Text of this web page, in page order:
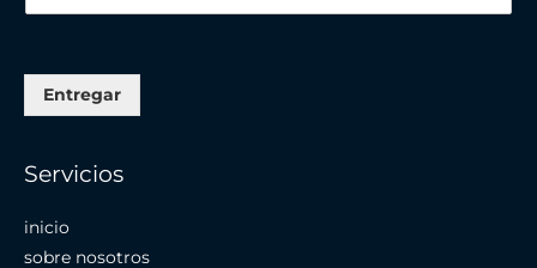
Entregar
Servicios
inicio
sobre nosotros